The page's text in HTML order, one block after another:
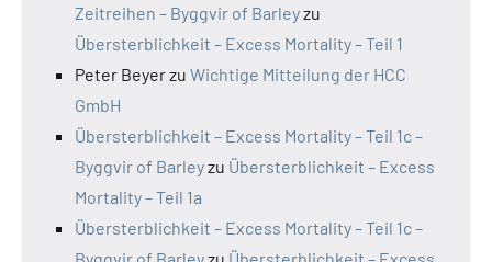
Zeitreihen – Byggvir of Barleyzu
Übersterblichkeit – Excess Mortality – Teil 1
Peter Beyerzu Wichtige Mitteilung der HCC
GmbH
Übersterblichkeit – Excess Mortality – Teil 1c –
Byggvir of Barleyzu Übersterblichkeit – Excess
Mortality – Teil 1a
Übersterblichkeit – Excess Mortality – Teil 1c –
Byggvir of Barleyzu Übersterblichkeit – Excess